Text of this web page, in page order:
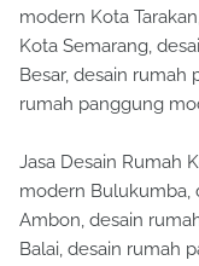
modern Kota
Kota Semarang,
Besar, desain rumah
rumah panggung
Jasa Desain Rumah
modern Bulukumba,
Ambon, desain
Balai, desain rumah